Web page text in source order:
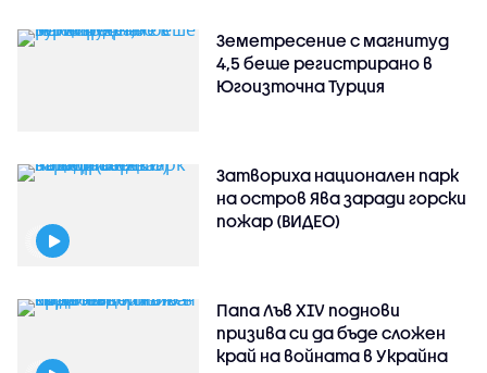
Земетресение с магнитуд
4,5 беше регистрирано в
Югоизточна Турция
Затвориха национален парк
на остров Ява заради горски
пожар (ВИДЕО)
Папа Лъв XIV поднови
призива си да бъде сложен
край на войната в Украйна